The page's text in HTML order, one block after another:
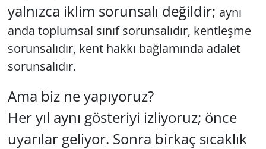
yalnızca iklim sorunsalı değildir; aynı
anda toplumsal sınıf sorunsalıdır, kentleşme
sorunsalıdır, kent hakkı bağlamında adalet
sorunsalıdır.
Ama biz ne yapıyoruz?
Her yıl aynı gösteriyi izliyoruz; önce
uyarılar geliyor. Sonra birkaç sıcaklık